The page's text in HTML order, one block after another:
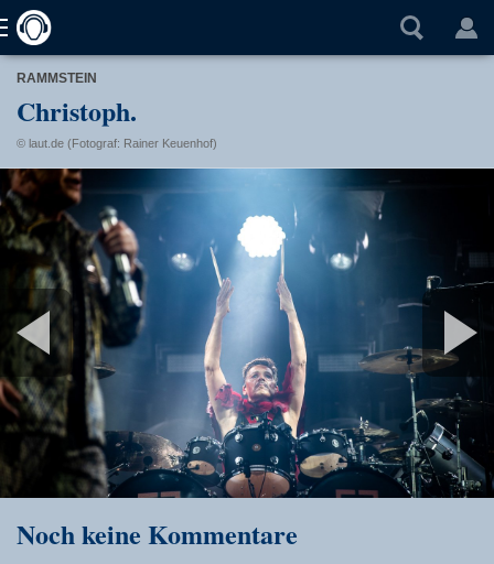
RAMMSTEIN
Christoph.
© laut.de (Fotograf: Rainer Keuenhof)
Noch keine Kommentare